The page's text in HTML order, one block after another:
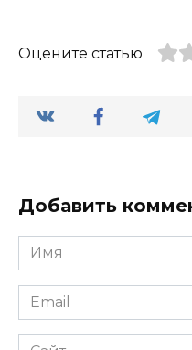
Оцените статью
Добавить
Имя
*
Email
*
Сайт